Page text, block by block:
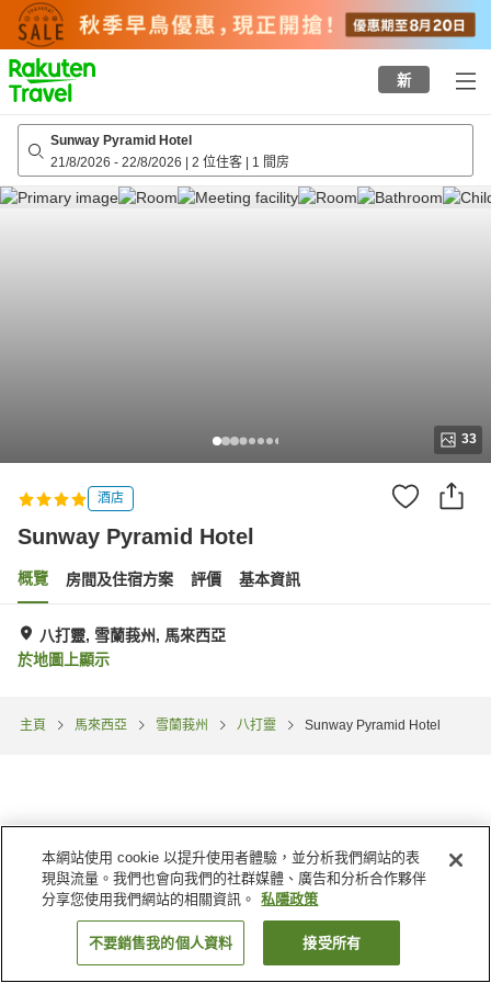
to
top
page
新
Sunway Pyramid Hotel
21/8/2026 - 22/8/2026 | 2 位住客 | 1 間房
33
酒店
Sunway Pyramid Hotel
概覽 房間及住宿方案 評價 基本資訊
八打靈, 雪蘭莪州, 馬來西亞
於地圖上顯示
主頁 馬來西亞 雪蘭莪州 八打靈 Sunway Pyramid Hotel
找客房
本網站使用 cookie 以提升使用者體驗，並分析我們網站的表
現與流量。我們也會向我們的社群媒體、廣告和分析合作夥伴
分享您使用我們網站的相關資訊。
私隱政策
不要銷售我的個人資料 接受所有